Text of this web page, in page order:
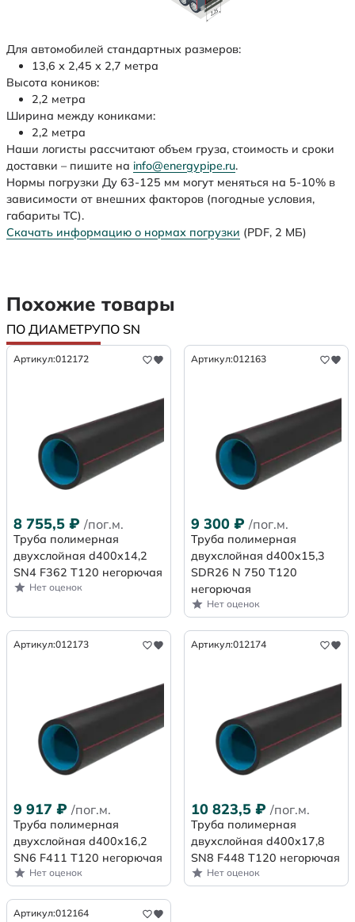
Для автомобилей стандартных размеров:
13,6 х 2,45 х 2,7 метра
Высота коников:
2,2 метра
Ширина между кониками:
2,2 метра
Наши логисты рассчитают объем груза, стоимость и сроки
доставки – пишите на info@energypipe.ru.
Нормы погрузки Ду 63-125 мм могут меняться на 5-10% в
зависимости от внешних факторов (погодные условия,
габариты ТС).
Скачать информацию о нормах погрузки (PDF, 2 МБ)
Похожие товары
ПО ДИАМЕТРУПО SN
Артикул:012172
8 755,5 ₽ /пог.м.
Труба полимерная
двухслойная d400х14,2
SN4 F362 Т120 негорючая
Нет оценок
Артикул:012163
9 300 ₽ /пог.м.
Труба полимерная
двухслойная d400x15,3
SDR26 N 750 Т120
негорючая
Нет оценок
Артикул:012173
9 917 ₽ /пог.м.
Труба полимерная
двухслойная d400х16,2
SN6 F411 Т120 негорючая
Нет оценок
Артикул:012174
10 823,5 ₽ /пог.м.
Труба полимерная
двухслойная d400х17,8
SN8 F448 Т120 негорючая
Нет оценок
Артикул:012164